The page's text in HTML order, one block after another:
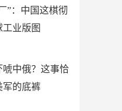
”：中国这棋彻
业版图
唬中俄？这事恰
军的底裤